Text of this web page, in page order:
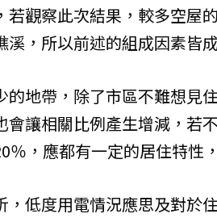
若觀察此次結果，較多空屋
溪，所以前述的組成因素皆
的地帶，除了市區不難想見
會讓相關比例產生增減，若
％，應都有一定的居住特性
，低度用電情況應思及對於